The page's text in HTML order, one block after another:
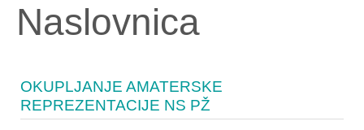
Naslovnica
OKUPLJANJE AMATERSKE
REPREZENTACIJE NS PŽ